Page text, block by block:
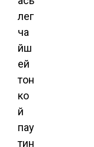
лег
ча
йш
ей
тон
ко
й
пау
тин